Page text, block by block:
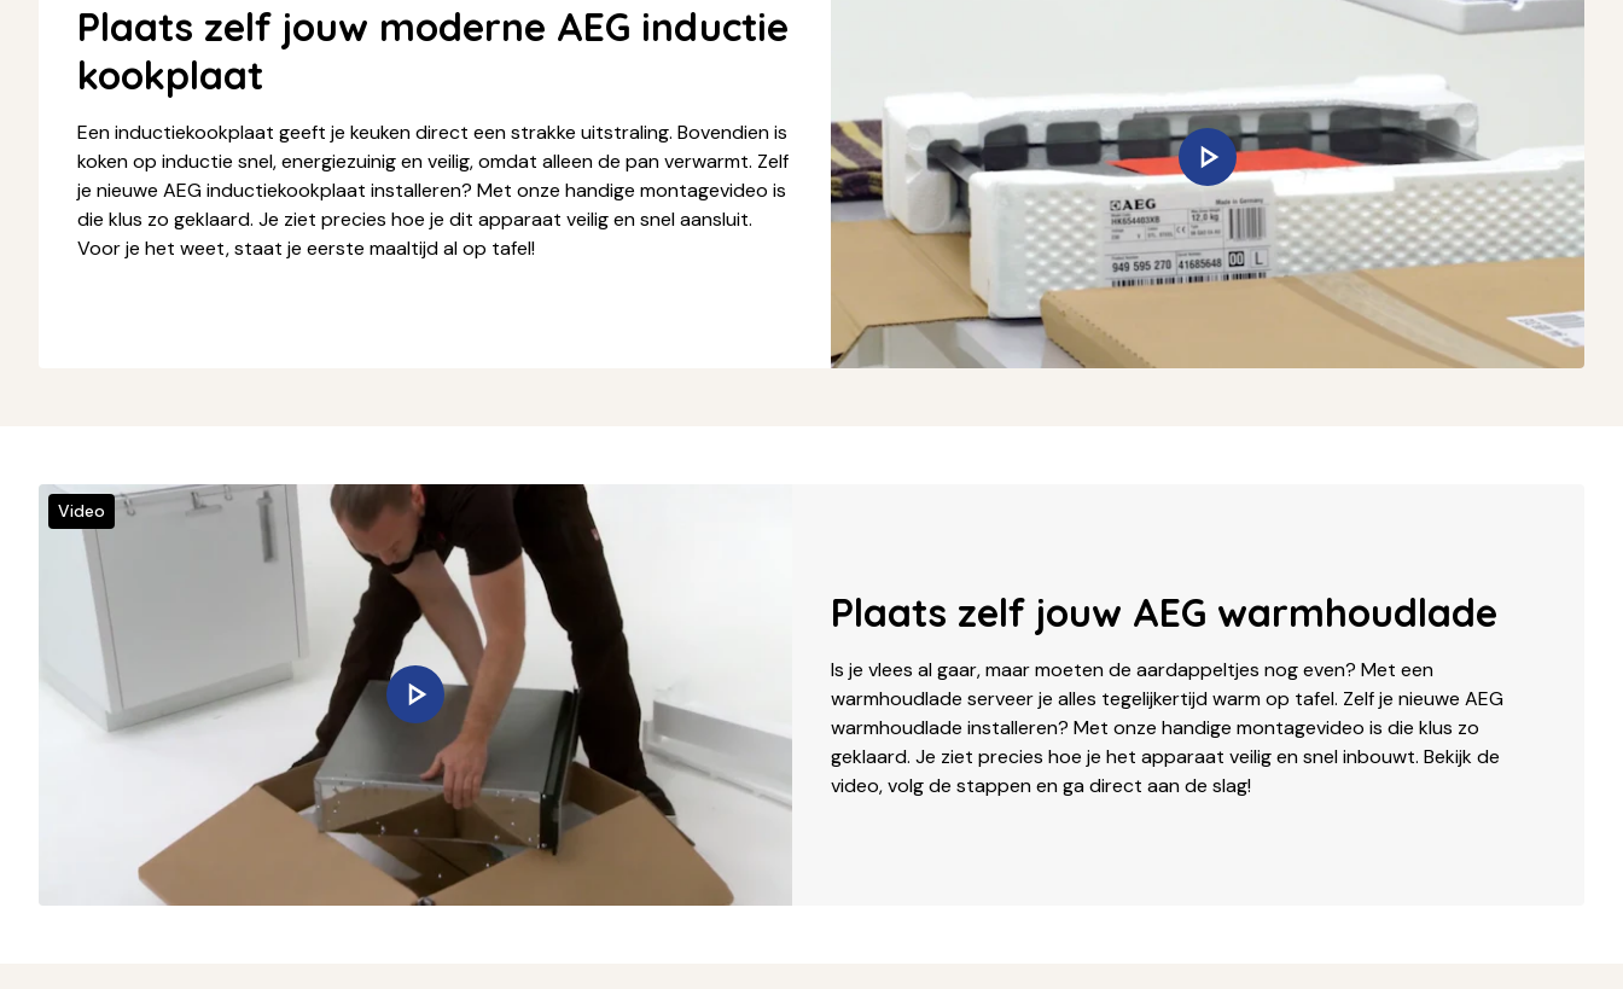
Plaats zelf jouw moderne AEG inductie
kookplaat
Een inductiekookplaat geeft je keuken direct een strakke uitstraling. Bovendien is
koken op inductie snel, energiezuinig en veilig, omdat alleen de pan verwarmt. Zelf
je nieuwe AEG inductiekookplaat installeren? Met onze handige montagevideo is
die klus zo geklaard. Je ziet precies hoe je dit apparaat veilig en snel aansluit.
Voor je het weet, staat je eerste maaltijd al op tafel!
Plaats zelf jouw AEG warmhoudlade
Is je vlees al gaar, maar moeten de aardappeltjes nog even? Met een
warmhoudlade serveer je alles tegelijkertijd warm op tafel. Zelf je nieuwe AEG
warmhoudlade installeren? Met onze handige montagevideo is die klus zo
geklaard. Je ziet precies hoe je het apparaat veilig en snel inbouwt. Bekijk de
video, volg de stappen en ga direct aan de slag!
Video